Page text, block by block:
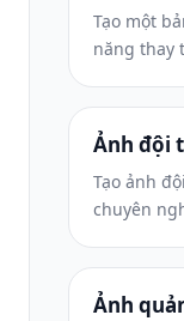
Tạo một
năng thay
tin việc
Ảnh đội
Tạo ảnh
chuyên
vận động
và
Ảnh